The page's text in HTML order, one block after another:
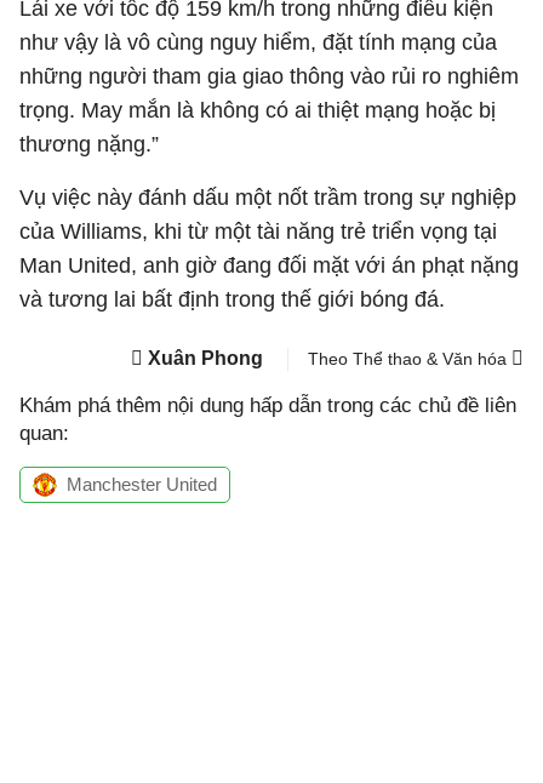
Lái xe với tốc độ 159 km/h trong những điều kiện
như vậy là vô cùng nguy hiểm, đặt tính mạng của
những người tham gia giao thông vào rủi ro nghiêm
trọng. May mắn là không có ai thiệt mạng hoặc bị
thương nặng.”
Vụ việc này đánh dấu một nốt trầm trong sự nghiệp
của Williams, khi từ một tài năng trẻ triển vọng tại
Man United, anh giờ đang đối mặt với án phạt nặng
và tương lai bất định trong thế giới bóng đá.
Xuân Phong Theo Thể thao & Văn hóa
Khám phá thêm nội dung hấp dẫn trong các chủ đề liên
quan:
Manchester United